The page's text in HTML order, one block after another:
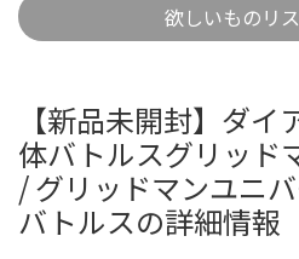
欲しいものリ
【新品未開封】ダ
体バトルスグリッド
/ グリッドマンユニ
バトルスの詳細情報